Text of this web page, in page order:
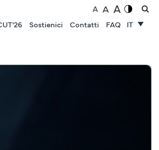
A A A
Sostienici Contatti FAQ IT